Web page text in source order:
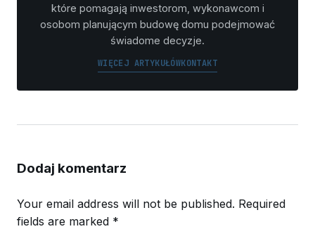
które pomagają inwestorom, wykonawcom i
osobom planującym budowę domu podejmować
świadome decyzje.
WIĘCEJ ARTYKUŁÓWKONTAKT
Dodaj komentarz
Your email address will not be published. Required
fields are marked *